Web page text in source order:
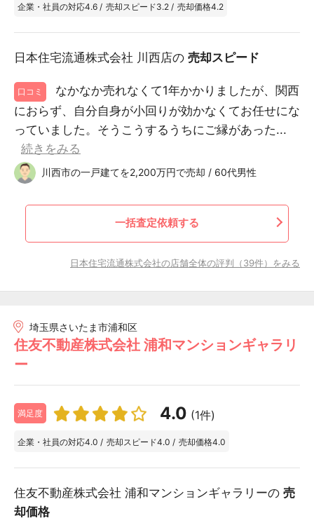
企業・社員の対応4.6 / 売却スピード3.2 / 売却価格4.2
日本住宅流通株式会社 川西店の 売却スピード
口コミ
なかなか売れなくて1年かかりましたが、関西
におらず、自分自身が小回りが効かなくてお任せにな
っていました。そうこうするうちにご縁があった...
続きをみる
川西市の一戸建てを2,200万円で売却 / 60代男性
一括査定依頼する
日本住宅流通株式会社の店舗全体の評判（39件）をみる
埼玉県さいたま市浦和区
住友不動産株式会社 浦和マンションギャラリ
ー
満足度 4.0 (1件)
企業・社員の対応4.0 / 売却スピード4.0 / 売却価格4.0
住友不動産株式会社 浦和マンションギャラリーの 売
却価格